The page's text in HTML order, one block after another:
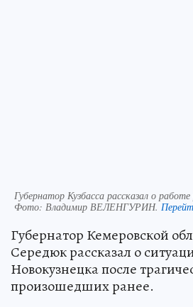
Губернатор Кузбасса рассказал о
Фото: Владимир ВЕЛЕНГУРИН.
Губернатор Кемеровской
Середюк рассказал о
Новокузнецка после
произошедших ранее.